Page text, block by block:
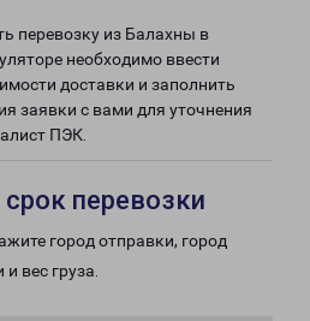
перевозку из Балахны в
необходимо ввести
доставки и заполнить
заявки с вами для уточнения
ПЭК.
перевозки
город отправки, город
вес груза.